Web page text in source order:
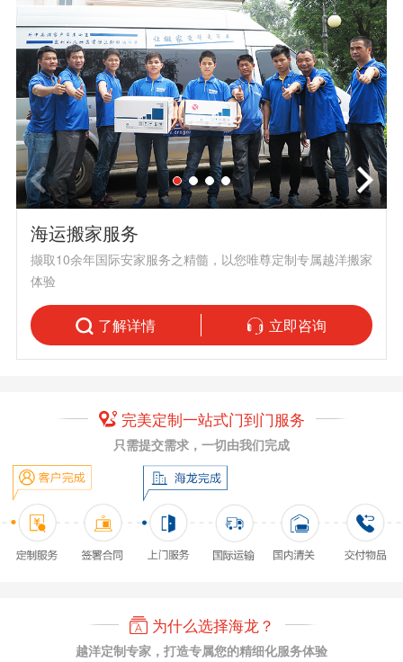
海运搬家服务
撷取10余年国际安家服务之精髓，以您唯尊定制专属越洋搬家
体验
了解详情 立即咨询
完美定制一站式门到门服务
只需提交需求，一切由我们完成
为什么选择海龙？
越洋定制专家，打造专属您的精细化服务体验